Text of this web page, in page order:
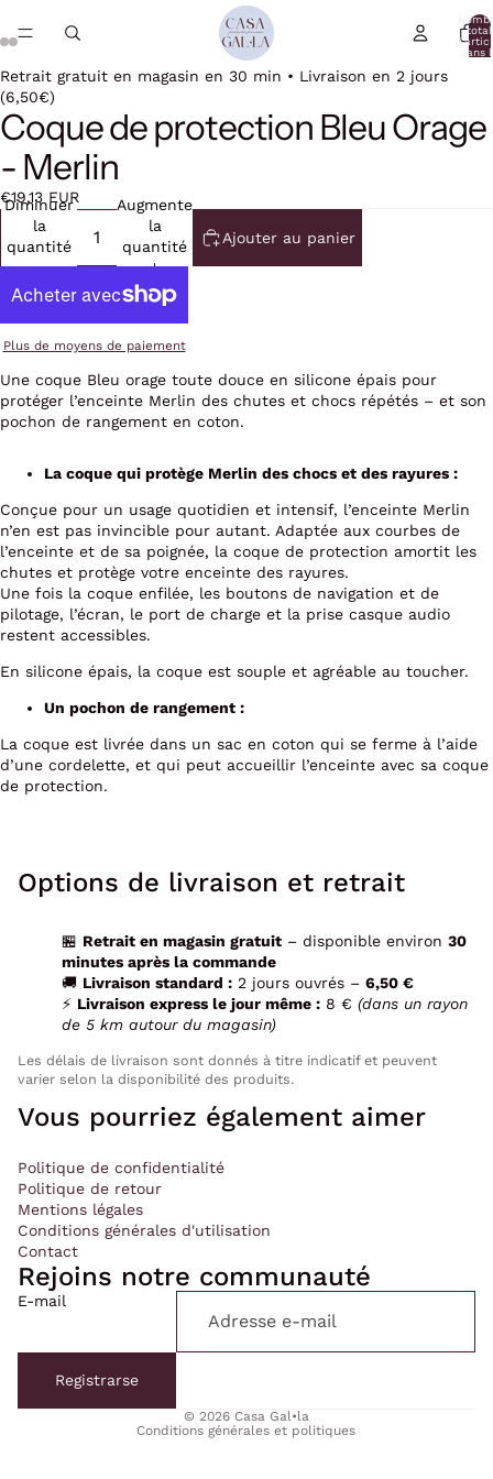
total
dans
Retrait gratuit en magasin en 30 min • Livraison en 2 jours
(6,50€)
Coque de protection Bleu Orage
- Merlin
€19,13 EUR
Diminuer
la
quantité
Augmenter
la
quantité
Ajouter au panier
Plus de moyens de paiement
Une coque Bleu orage toute douce en silicone épais pour
protéger l’enceinte Merlin des chutes et chocs répétés – et son
pochon de rangement en coton.
La coque qui protège Merlin des chocs et des rayures :
Conçue pour un usage quotidien et intensif, l’enceinte Merlin
n’en est pas invincible pour autant. Adaptée aux courbes de
l’enceinte et de sa poignée, la coque de protection amortit les
chutes et protège votre enceinte des rayures.
Une fois la coque enfilée, les boutons de navigation et de
pilotage, l’écran, le port de charge et la prise casque audio
restent accessibles.
En silicone épais, la coque est souple et agréable au toucher.
Un pochon de rangement :
La coque est livrée dans un sac en coton qui se ferme à l’aide
d’une cordelette, et qui peut accueillir l’enceinte avec sa coque
de protection.
Options de livraison et retrait
🏪 Retrait en magasin gratuit – disponible environ 30
minutes après la commande
🚚 Livraison standard : 2 jours ouvrés – 6,50 €
⚡ Livraison express le jour même : 8 € (dans un rayon
de 5 km autour du magasin)
Les délais de livraison sont donnés à titre indicatif et peuvent
varier selon la disponibilité des produits.
Vous pourriez également aimer
Politique de confidentialité
Politique de retour
Mentions légales
Conditions générales d'utilisation
Contact
Rejoins notre communauté
E-mail
Registrarse
© 2026 Casa Gal•la
Conditions générales et politiques
Politique de confidentialité
Conditions d’utilisation